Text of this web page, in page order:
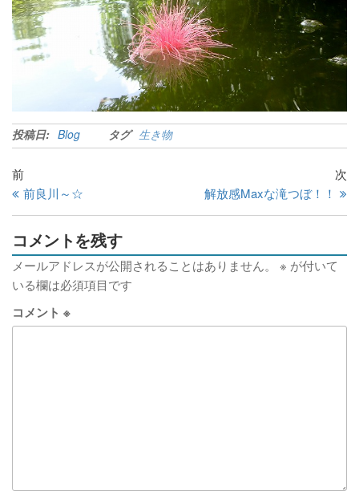
投稿日: Blog タグ 生き物
前
前良川～☆
次
解放感Maxな滝つぼ！！
コメントを残す
メールアドレスが公開されることはありません。 ※ が付いて
いる欄は必須項目です
コメント ※